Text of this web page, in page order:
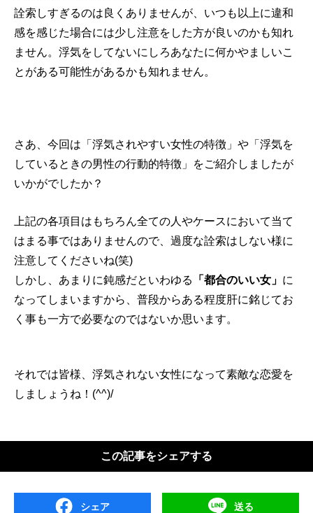
詮索しすぎるのは良くありませんが、いつも以上に違和
感を感じた場合には少し注意をした方が良いのかも知れ
ません。浮気をしてないにしろあなたに何かやましいこ
とがある可能性があるかも知れません。
さあ、今回は「浮気されやすい女性の特徴」や「浮気を
しているときの男性の行動的特徴」をご紹介しましたが
いかがでしたか？
上記の各項目はもちろん全ての人やケースにおいて当て
はまる事ではありませんので、過度な詮索はしない様に
注意してくださいね(笑)
しかし、あまりに鈍感だといわゆる
「都合のいい女」 に
なってしまいますから、普段からある程度肝に銘じてお
く事も一方で必要なのではないか思います。
それでは皆様、浮気されない女性になって素敵な恋愛を
しましょうね！(^^)/
この記事をシェアする
シェア 送る